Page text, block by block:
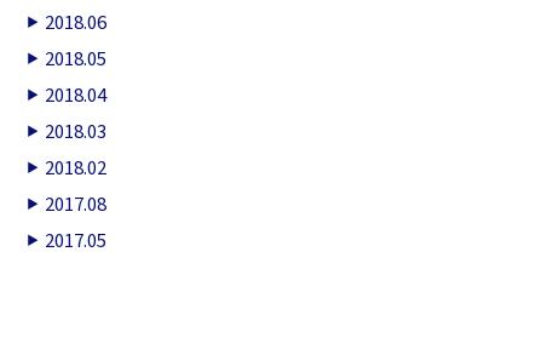
2018.06
2018.05
2018.04
2018.03
2018.02
2017.08
2017.05